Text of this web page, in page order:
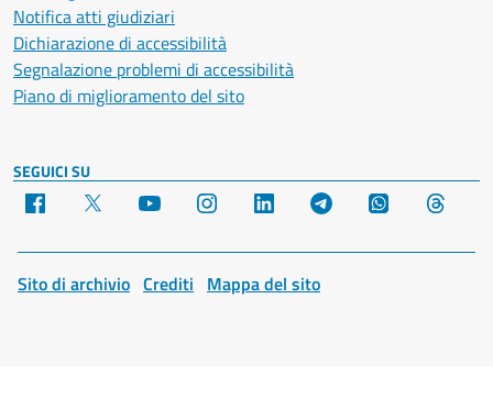
Notifica atti giudiziari
Dichiarazione di accessibilità
Segnalazione problemi di accessibilità
Piano di miglioramento del sito
SEGUICI SU
Facebook YouTube Instagram LinkedIn Telegram WhatsApp
Sito di archivio Crediti Mappa del sito